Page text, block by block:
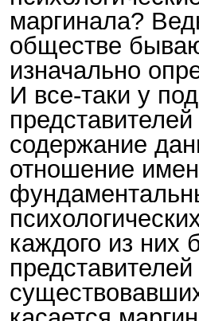
маргинала?
обществе
изначально
И все-таки у
содержание
отношение
каждого из них